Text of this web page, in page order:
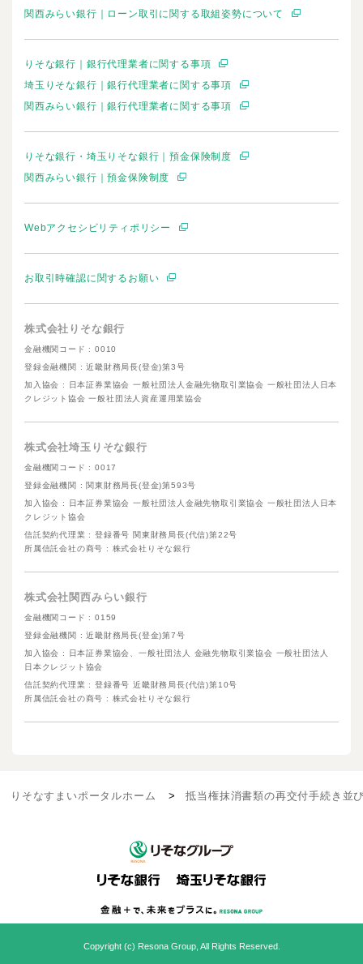
関西みらい銀行｜ローン取引に関する取組姿勢について
りそな銀行｜銀行代理業者に関する事項
埼玉りそな銀行｜銀行代理業者に関する事項
関西みらい銀行｜銀行代理業者に関する事項
りそな銀行・埼玉りそな銀行｜預金保険制度
関西みらい銀行｜預金保険制度
Webアクセシビリティポリシー
お取引時確認に関するお願い
株式会社りそな銀行
金融機関コード : 0010
登録金融機関 : 近畿財務局長(登金)第3号
加入協会 : 日本証券業協会 一般社団法人金融先物取引業協会 一般社団法人日本
クレジット協会 一般社団法人資産運用業協会
株式会社埼玉りそな銀行
金融機関コード : 0017
登録金融機関 : 関東財務局長(登金)第593号
加入協会 : 日本証券業協会 一般社団法人金融先物取引業協会 一般社団法人日本
クレジット協会
信託契約代理業 : 登録番号 関東財務局長(代信)第22号
所属信託会社の商号 : 株式会社りそな銀行
株式会社関西みらい銀行
金融機関コード : 0159
登録金融機関 : 近畿財務局長(登金)第7号
加入協会 : 日本証券業協会、一般社団法人 金融先物取引業協会 一般社団法人
日本クレジット協会
信託契約代理業 : 登録番号 近畿財務局長(代信)第10号
所属信託会社の商号 : 株式会社りそな銀行
りそなすまいポータルホーム 抵当権抹消書類の再交付手続き並
Copyright (c) Resona Group, All Rights Reserved.